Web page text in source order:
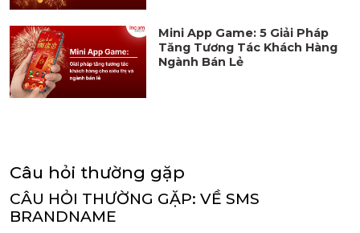
Mini App Game: 5 Giải Pháp
Tăng Tương Tác Khách Hàng
Ngành Bán Lẻ
Câu hỏi thường gặp
CÂU HỎI THƯỜNG GẶP: VỀ SMS
BRANDNAME